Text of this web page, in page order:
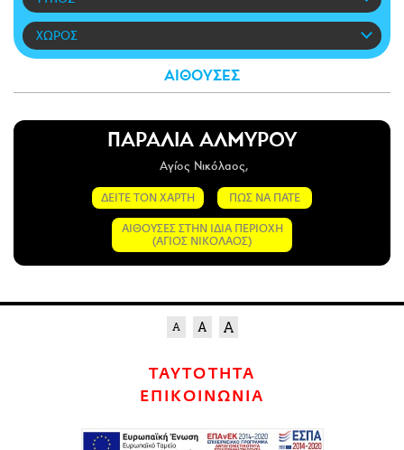
THE GOOD LIFO
LIFOLAND
CITY GUIDE
ΧΩΡΟΣ
ΑΙΘΟΥΣΕΣ
ΠΑΡΑΛΙΑ ΑΛΜΥΡΟΥ
Αγίος Νικόλαος,
ΔΕΙΤΕ ΤΟΝ ΧΑΡΤΗ ΠΩΣ ΝΑ ΠΑΤΕ
ΑΙΘΟΥΣΕΣ ΣΤΗΝ ΙΔΙΑ ΠΕΡΙΟΧΗ
(ΑΓΙΟΣ ΝΙΚΟΛΑΟΣ)
ΤΑΥΤΟΤΗΤΑ
ΕΠΙΚΟΙΝΩΝΙΑ